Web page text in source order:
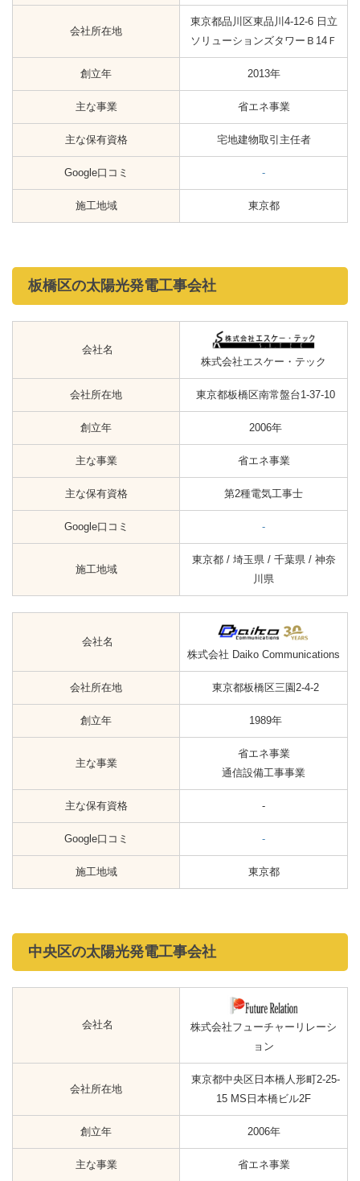
会社所在地
東京都品川区東品川4-12-6 日立
ソリューションズタワーＢ14Ｆ
創立年 2013年
主な事業 省エネ事業
主な保有資格 宅地建物取引主任者
Google口コミ -
施工地域 東京都
板橋区の太陽光発電工事会社
会社名
株式会社エスケー・テック
会社所在地 東京都板橋区南常盤台1-37-10
創立年 2006年
主な事業 省エネ事業
主な保有資格 第2種電気工事士
Google口コミ -
施工地域
東京都 / 埼玉県 / 千葉県 / 神奈
川県
会社名
株式会社 Daiko Communications
会社所在地 東京都板橋区三園2-4-2
創立年 1989年
主な事業
省エネ事業
通信設備工事事業
主な保有資格 -
Google口コミ -
施工地域 東京都
中央区の太陽光発電工事会社
会社名
株式会社フューチャーリレーシ
ョン
会社所在地
東京都中央区日本橋人形町2-25-
15 MS日本橋ビル2F
創立年 2006年
主な事業 省エネ事業